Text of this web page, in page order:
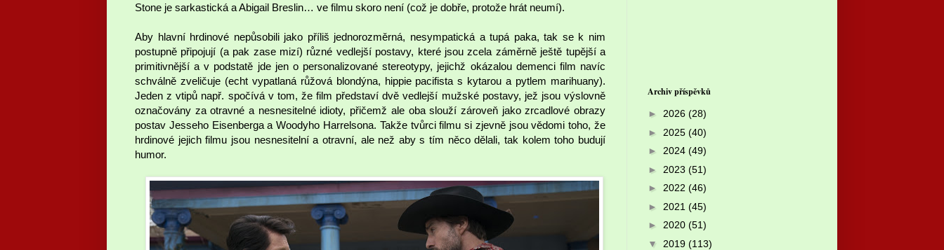
Stone je sarkastická a Abigail Breslin… ve filmu skoro není (což je dobře, protože hrát neumí).
Aby hlavní hrdinové nepůsobili jako příliš jednorozměrná, nesympatická a tupá paka, tak se k nim
postupně připojují (a pak zase mizí) různé vedlejší postavy, které jsou zcela záměrně ještě tupější a
primitivnější a v podstatě jde jen o personalizované stereotypy, jejichž okázalou demenci film navíc
schválně zveličuje (echt vypatlaná růžová blondýna, hippie pacifista s kytarou a pytlem marihuany).
Jeden z vtipů např. spočívá v tom, že film představí dvě vedlejší mužské postavy, jež jsou výslovně
označovány za otravné a nesnesitelné idioty, přičemž ale oba slouží zároveň jako zrcadlové obrazy
postav Jesseho Eisenberga a Woodyho Harrelsona. Takže tvůrci filmu si zjevně jsou vědomi toho, že
hrdinové jejich filmu jsou nesnesitelní a otravní, ale než aby s tím něco dělali, tak kolem toho budují
humor.
Archiv příspěvků
► 2026 (28)
► 2025 (40)
► 2024 (49)
► 2023 (51)
► 2022 (46)
► 2021 (45)
► 2020 (51)
▼ 2019 (113)